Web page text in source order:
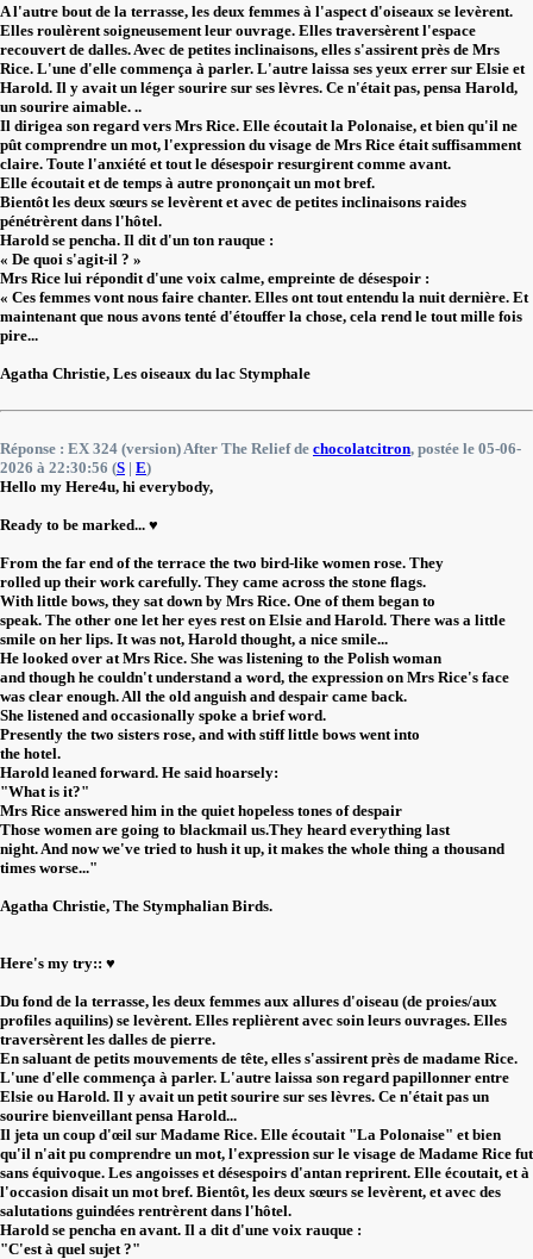
A l'autre bout de la terrasse, les deux femmes à l'aspect d'oiseaux se levèrent.
Elles roulèrent soigneusement leur ouvrage. Elles traversèrent l'espace
recouvert de dalles. Avec de petites inclinaisons, elles s'assirent près de Mrs
Rice. L'une d'elle commença à parler. L'autre laissa ses yeux errer sur Elsie et
Harold. Il y avait un léger sourire sur ses lèvres. Ce n'était pas, pensa Harold,
un sourire aimable. ..
Il dirigea son regard vers Mrs Rice. Elle écoutait la Polonaise, et bien qu'il ne
pût comprendre un mot, l'expression du visage de Mrs Rice était suffisamment
claire. Toute l'anxiété et tout le désespoir resurgirent comme avant.
Elle écoutait et de temps à autre prononçait un mot bref.
Bientôt les deux sœurs se levèrent et avec de petites inclinaisons raides
pénétrèrent dans l'hôtel.
Harold se pencha. Il dit d'un ton rauque :
« De quoi s'agit-il ? »
Mrs Rice lui répondit d'une voix calme, empreinte de désespoir :
« Ces femmes vont nous faire chanter. Elles ont tout entendu la nuit dernière. Et
maintenant que nous avons tenté d'étouffer la chose, cela rend le tout mille fois
pire...
Agatha Christie, Les oiseaux du lac Stymphale
Réponse : EX 324 (version) After The Relief de chocolatcitron, postée le 05-06-
2026 à 22:30:56 (S | E)
Hello my Here4u, hi everybody,
Ready to be marked... ♥️
From the far end of the terrace the two bird-like women rose. They
rolled up their work carefully. They came across the stone flags.
With little bows, they sat down by Mrs Rice. One of them began to
speak. The other one let her eyes rest on Elsie and Harold. There was a little
smile on her lips. It was not, Harold thought, a nice smile...
He looked over at Mrs Rice. She was listening to the Polish woman
and though he couldn't understand a word, the expression on Mrs Rice's face
was clear enough. All the old anguish and despair came back.
She listened and occasionally spoke a brief word.
Presently the two sisters rose, and with stiff little bows went into
the hotel.
Harold leaned forward. He said hoarsely:
"What is it?"
Mrs Rice answered him in the quiet hopeless tones of despair
Those women are going to blackmail us.They heard everything last
night. And now we've tried to hush it up, it makes the whole thing a thousand
times worse..."
Agatha Christie, The Stymphalian Birds.
Here's my try:: ♥️
Du fond de la terrasse, les deux femmes aux allures d'oiseau (de proies/aux
profiles aquilins) se levèrent. Elles replièrent avec soin leurs ouvrages. Elles
traversèrent les dalles de pierre.
En saluant de petits mouvements de tête, elles s'assirent près de madame Rice.
L'une d'elle commença à parler. L'autre laissa son regard papillonner entre
Elsie ou Harold. Il y avait un petit sourire sur ses lèvres. Ce n'était pas un
sourire bienveillant pensa Harold...
Il jeta un coup d'œil sur Madame Rice. Elle écoutait "La Polonaise" et bien
qu'il n'ait pu comprendre un mot, l'expression sur le visage de Madame Rice fut
sans équivoque. Les angoisses et désespoirs d'antan reprirent. Elle écoutait, et à
l'occasion disait un mot bref. Bientôt, les deux sœurs se levèrent, et avec des
salutations guindées rentrèrent dans l'hôtel.
Harold se pencha en avant. Il a dit d'une voix rauque :
"C'est à quel sujet ?"